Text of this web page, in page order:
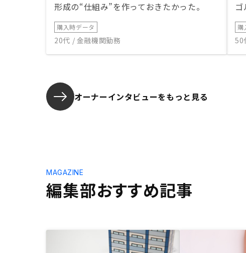
形成の“仕組み”を作っておきたかった。
購入時データ
20代 / 金融機関勤務
購
50
オーナーインタビューをもっと見る
編集部おすすめ記事
MAGAZINE